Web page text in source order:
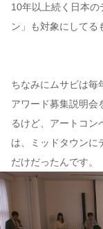
10年以上続く日本
ン」も対象にしてる
ちなみにムサビは毎
アワード募集説明会
るけど、アートコン
は、ミッドタウンに
だけだったんです。